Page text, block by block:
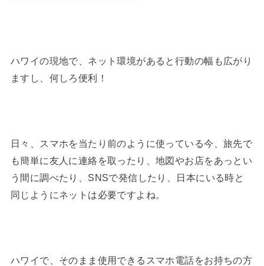
ハワイの現地で、ネット環境があると行動の幅も広がり
ますし、何しろ便利！
日々、スマホを当たり前のように使っている今、旅先で
も簡単に友人に連絡を取ったり、地図やお店をあっとい
う間に調べたり、SNSで発信したり、日本にいる時と
同じようにネットは必要ですよね。
ハワイで、そのまま使用できるスマホ電話をお持ちの方